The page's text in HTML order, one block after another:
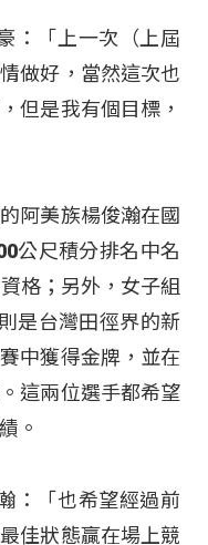
：「上一次（上屆
做好，當然這次也
但是我有個目標，
阿美族楊俊瀚在國
公尺積分排名中名
格；另外，女子組
是台灣田徑界的新
中獲得金牌，並在
這兩位選手都希望
。
：「也希望經過前
佳狀態贏在場上競